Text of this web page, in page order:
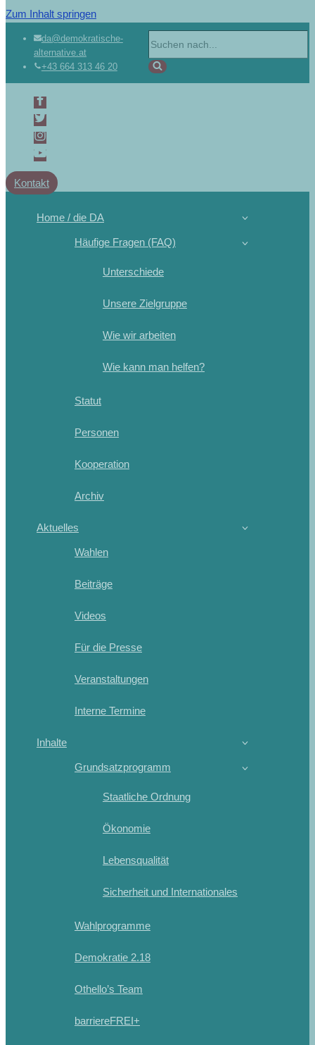
Zum Inhalt springen
da@demokratische-
alternative.at
+43 664 313 46 20
Kontakt
Home / die DA
Häufige Fragen (FAQ)
Unterschiede
Unsere Zielgruppe
Wie wir arbeiten
Wie kann man helfen?
Statut
Personen
Kooperation
Archiv
Aktuelles
Wahlen
Beiträge
Videos
Für die Presse
Veranstaltungen
Interne Termine
Inhalte
Grundsatzprogramm
Staatliche Ordnung
Ökonomie
Lebensqualität
Sicherheit und Internationales
Wahlprogramme
Demokratie 2.18
Othello’s Team
barriereFREI+